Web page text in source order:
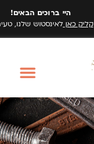
היי ברוכים הבאים!
קליק כאןלאינסטוש שלנו,